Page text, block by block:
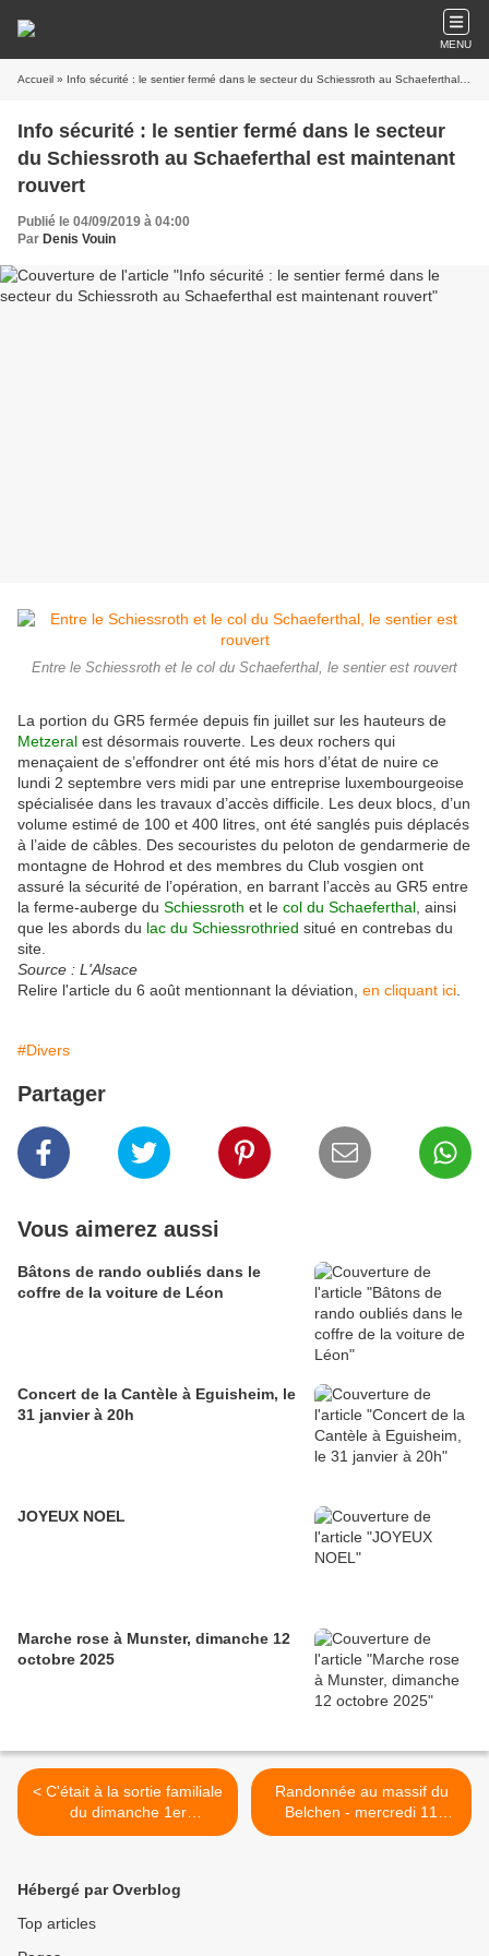
MENU
Accueil » Info sécurité : le sentier fermé dans le secteur du Schiessroth au Schaeferthal est maintenant rouvert
Info sécurité : le sentier fermé dans le secteur
du Schiessroth au Schaeferthal est maintenant
rouvert
Publié le 04/09/2019 à 04:00
Par Denis Vouin
Entre le Schiessroth et le col du Schaeferthal, le sentier est rouvert
La portion du GR5 fermée depuis fin juillet sur les hauteurs de
Metzeral est désormais rouverte. Les deux rochers qui
menaçaient de s’effondrer ont été mis hors d’état de nuire ce
lundi 2 septembre vers midi par une entreprise luxembourgeoise
spécialisée dans les travaux d’accès difficile. Les deux blocs, d’un
volume estimé de 100 et 400 litres, ont été sanglés puis déplacés
à l’aide de câbles. Des secouristes du peloton de gendarmerie de
montagne de Hohrod et des membres du Club vosgien ont
assuré la sécurité de l’opération, en barrant l’accès au GR5 entre
la ferme-auberge du Schiessroth et le col du Schaeferthal , ainsi
que les abords du lac du Schiessrothried situé en contrebas du
site.
Source : L'Alsace
Relire l'article du 6 août mentionnant la déviation, en cliquant ici
#Divers
Partager
Vous aimerez aussi
Bâtons de rando oubliés dans le
coffre de la voiture de Léon
Concert de la Cantèle à Eguisheim, le
31 janvier à 20h
JOYEUX NOEL
Marche rose à Munster, dimanche 12
octobre 2025
< C'était à la sortie familiale
du dimanche 1er
septembre
Randonnée au massif du
Belchen - mercredi 11
septembre 2019 >
Hébergé par Overblog
Top articles